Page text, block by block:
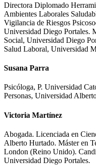
Directora Diplomado
Ambientes Laborales
Vigilancia de Riesgos
Universidad Diego Portales.
Social, Universidad Diego
Salud Laboral, Universidad
Susana Parra
Psicóloga, P. Universidad
Personas, Universidad
Victoria Martínez
Abogada. Licenciada en
Alberto Hurtado. Máster en
London (Reino Unido).
Universidad Diego Portales.